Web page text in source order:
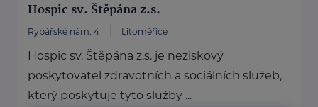
Hospic sv. Štěpána z.s.
Rybářské nám. 4 Litoměřice
Hospic sv. Štěpána z.s. je neziskový
poskytovatel zdravotních a sociálních služeb,
který poskytuje tyto služby ...